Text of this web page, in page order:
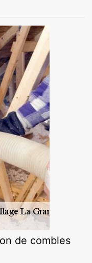
de combles